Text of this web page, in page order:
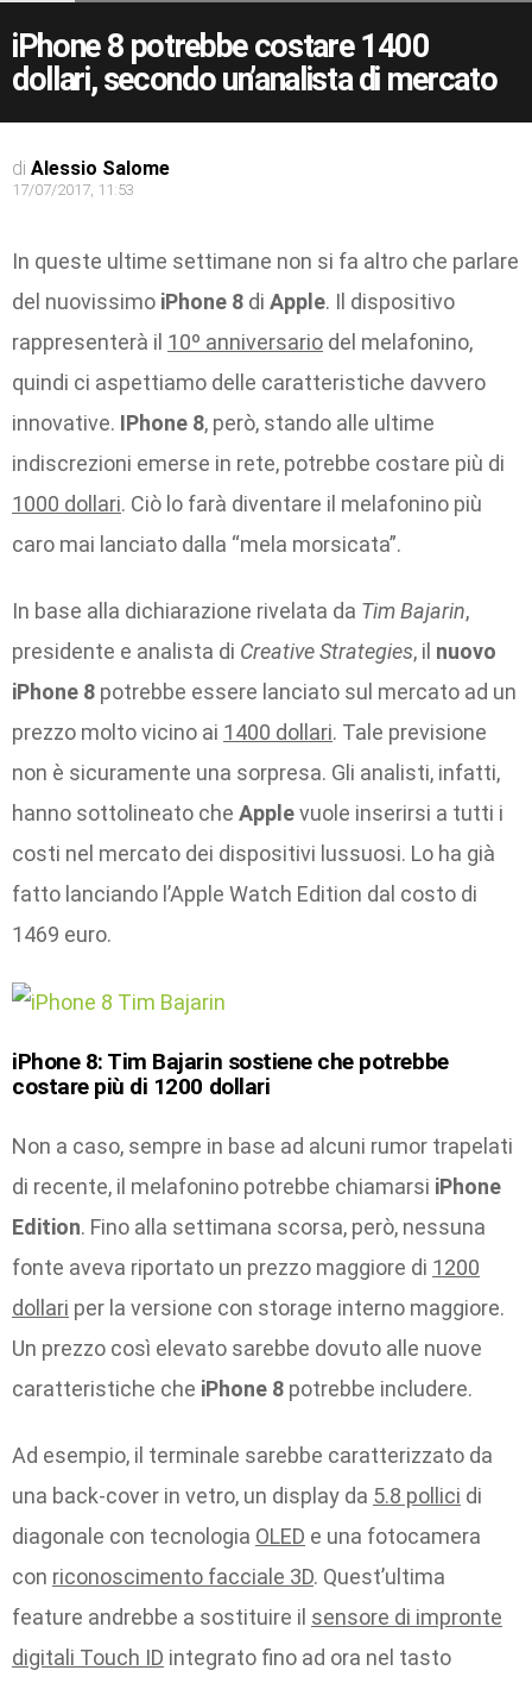
iPhone 8 potrebbe costare 1400
dollari, secondo un’analista di mercato
di Alessio Salome
17/07/2017, 11:53
In queste ultime settimane non si fa altro che parlare
del nuovissimo iPhone 8 di Apple. Il dispositivo
rappresenterà il 10º anniversario del melafonino,
quindi ci aspettiamo delle caratteristiche davvero
innovative. IPhone 8, però, stando alle ultime
indiscrezioni emerse in rete, potrebbe costare più di
1000 dollari. Ciò lo farà diventare il melafonino più
caro mai lanciato dalla “mela morsicata”.
In base alla dichiarazione rivelata da Tim Bajarin,
presidente e analista di Creative Strategies, il nuovo
iPhone 8 potrebbe essere lanciato sul mercato ad un
prezzo molto vicino ai 1400 dollari. Tale previsione
non è sicuramente una sorpresa. Gli analisti, infatti,
hanno sottolineato che Applevuole inserirsi a tutti i
costi nel mercato dei dispositivi lussuosi. Lo ha già
fatto lanciando l’Apple Watch Edition dal costo di
1469 euro.
iPhone 8: Tim Bajarin sostiene che potrebbe
costare più di 1200 dollari
Non a caso, sempre in base ad alcuni rumor trapelati
di recente, il melafonino potrebbe chiamarsi iPhone
Edition. Fino alla settimana scorsa, però, nessuna
fonte aveva riportato un prezzo maggiore di 1200
dollari per la versione con storage interno maggiore.
Un prezzo così elevato sarebbe dovuto alle nuove
caratteristiche che iPhone 8 potrebbe includere.
Ad esempio, il terminale sarebbe caratterizzato da
una back-cover in vetro, un display da 5.8 pollici di
diagonale con tecnologia OLED e una fotocamera
con riconoscimento facciale 3D. Quest’ultima
feature andrebbe a sostituire il sensore di impronte
digitali Touch ID integrato fino ad ora nel tasto